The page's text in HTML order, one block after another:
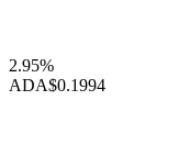
2.95%
ADA$0.1994